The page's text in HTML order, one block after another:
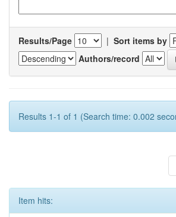
Results/Page | Sort items by
Authors/record
Results 1-1 of 1 (Search time: 0.002
Item hits: